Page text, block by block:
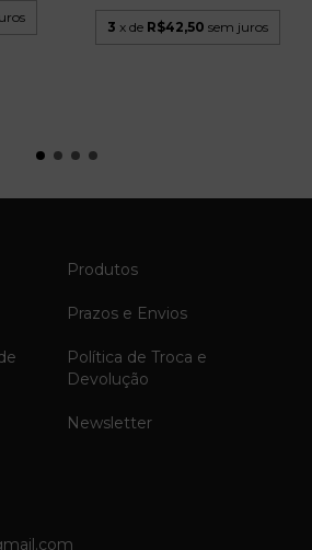
3 x de R$42,50 sem juros
Produtos
Prazos e Envios
Política de Troca e
Devolução
Newsletter